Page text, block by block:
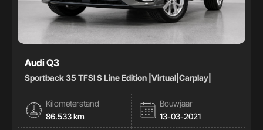
Audi Q3
Sportback 35 TFSI S Line Edition |Virtual|Carplay|
Kilometerstand
86.533 km
Bouwjaar
13-03-2021